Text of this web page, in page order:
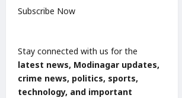
Subscribe Now
Stay connected with us for the
latest news, Modinagar updates,
crime news, politics, sports,
technology, and important